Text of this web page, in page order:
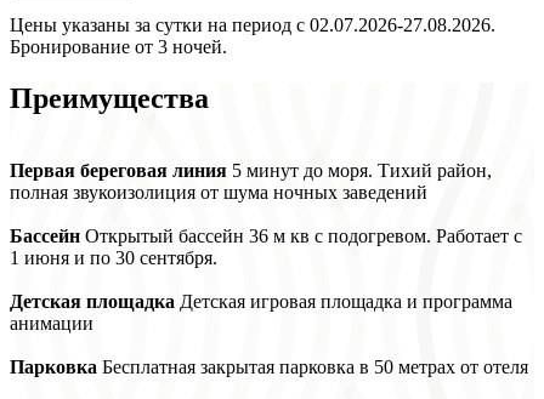
Цены указаны за сутки на период с 02.07.2026-27.08.2026.
Бронирование от 3 ночей.
Преимущества
Первая береговая линия 5 минут до моря. Тихий район,
полная звукоизолиция от шума ночных заведений
Бассейн Открытый бассейн 36 м кв с подогревом. Работает с
1 июня и по 30 сентября.
Детская площадка Детская игровая площадка и программа
анимации
Парковка Бесплатная закрытая парковка в 50 метрах от отеля